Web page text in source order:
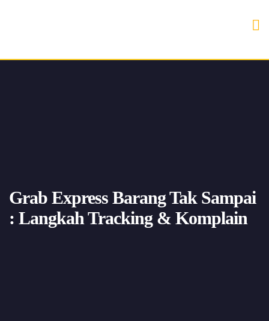
Grab Express Barang Tak Sampai
: Langkah Tracking & Komplain